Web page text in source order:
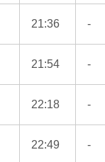
21:36 -
21:54 -
22:18 -
22:49 -